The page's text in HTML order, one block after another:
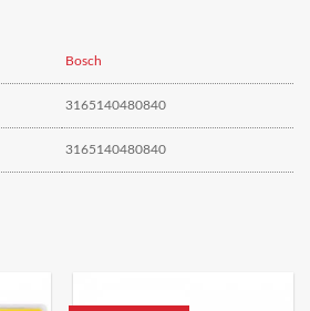
Bosch
3165140480840
3165140480840